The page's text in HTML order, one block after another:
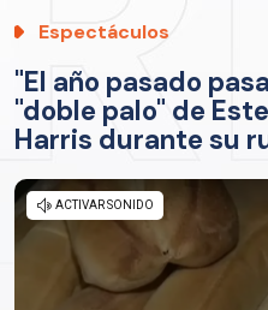
Espectáculos
"El año pasado
"doble palo" de
Harris durante su